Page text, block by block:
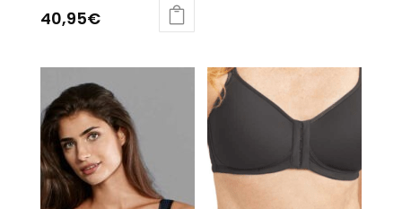
40,95€
plusieurs
variations.
Les
options
peuvent
être